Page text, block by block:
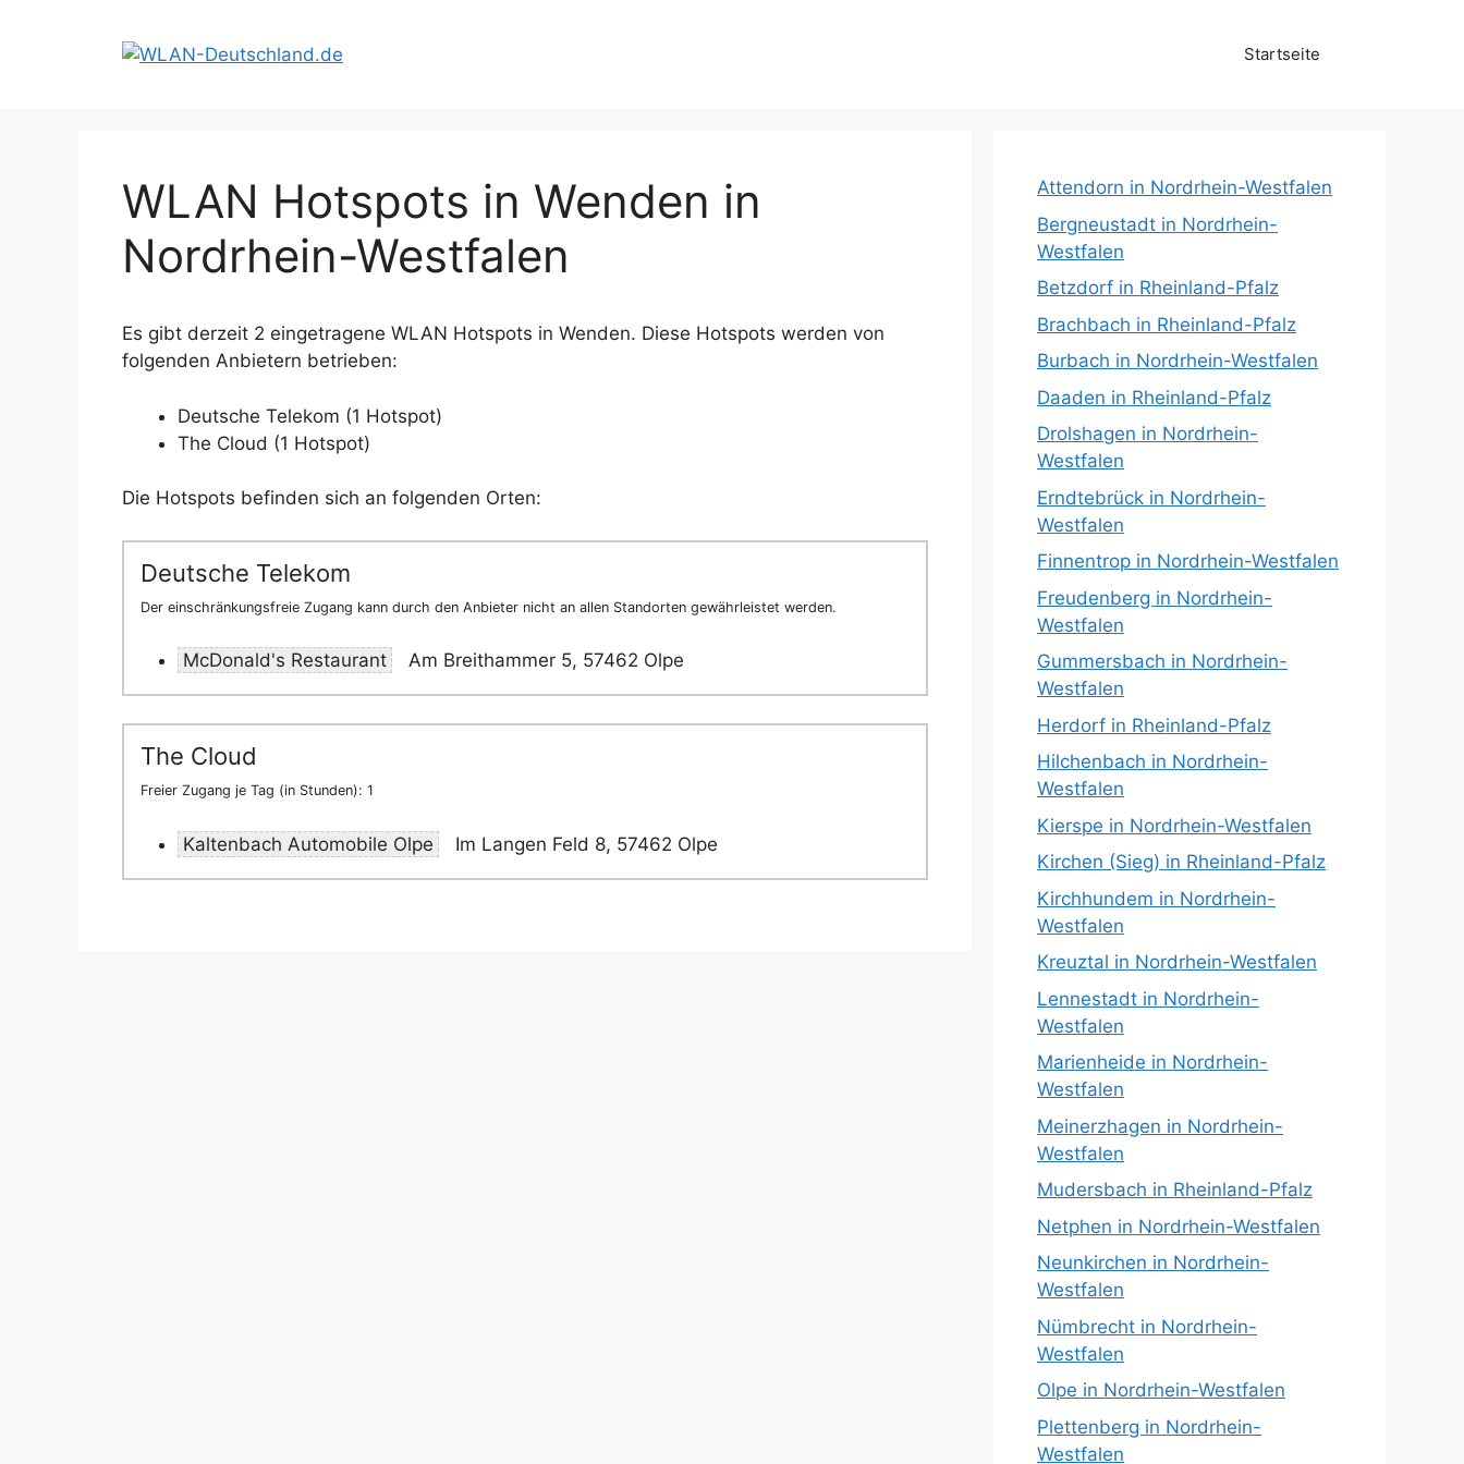
Startseite
WLAN Hotspots in Wenden in
Nordrhein-Westfalen
Es gibt derzeit 2 eingetragene WLAN Hotspots in Wenden. Diese Hotspots werden von
folgenden Anbietern betrieben:
Deutsche Telekom (1 Hotspot)
The Cloud (1 Hotspot)
Die Hotspots befinden sich an folgenden Orten:
Deutsche Telekom
Der einschränkungsfreie Zugang kann durch den Anbieter nicht an allen Standorten gewährleistet werden.
McDonald's Restaurant Am Breithammer 5, 57462 Olpe
The Cloud
Freier Zugang je Tag (in Stunden): 1
Kaltenbach Automobile Olpe Im Langen Feld 8, 57462 Olpe
Attendorn in Nordrhein-Westfalen
Bergneustadt in Nordrhein-
Westfalen
Betzdorf in Rheinland-Pfalz
Brachbach in Rheinland-Pfalz
Burbach in Nordrhein-Westfalen
Daaden in Rheinland-Pfalz
Drolshagen in Nordrhein-
Westfalen
Erndtebrück in Nordrhein-
Westfalen
Finnentrop in Nordrhein-Westfalen
Freudenberg in Nordrhein-
Westfalen
Gummersbach in Nordrhein-
Westfalen
Herdorf in Rheinland-Pfalz
Hilchenbach in Nordrhein-
Westfalen
Kierspe in Nordrhein-Westfalen
Kirchen (Sieg) in Rheinland-Pfalz
Kirchhundem in Nordrhein-
Westfalen
Kreuztal in Nordrhein-Westfalen
Lennestadt in Nordrhein-
Westfalen
Marienheide in Nordrhein-
Westfalen
Meinerzhagen in Nordrhein-
Westfalen
Mudersbach in Rheinland-Pfalz
Netphen in Nordrhein-Westfalen
Neunkirchen in Nordrhein-
Westfalen
Nümbrecht in Nordrhein-
Westfalen
Olpe in Nordrhein-Westfalen
Plettenberg in Nordrhein-
Westfalen